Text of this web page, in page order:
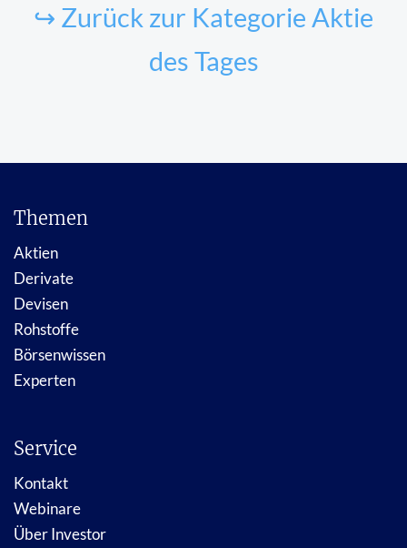
↪ Zurück zur Kategorie Aktie
des Tages
Themen
Aktien
Derivate
Devisen
Rohstoffe
Börsenwissen
Experten
Service
Kontakt
Webinare
Über Investor